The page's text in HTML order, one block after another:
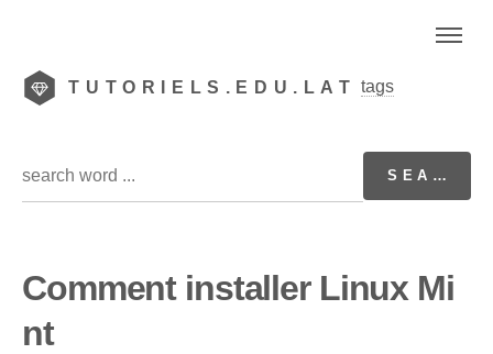
TUTORIELS.EDU.LAT tags
Comment installer Linux Mi
nt